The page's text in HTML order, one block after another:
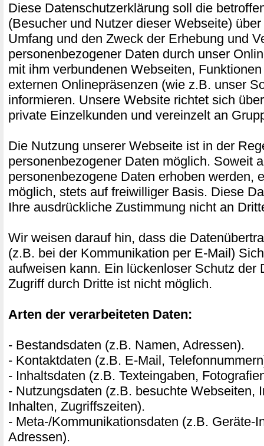
Diese Datenschutzerklärung soll die
(Besucher und Nutzer dieser Webseite)
Umfang und den Zweck der Erhebung und
personenbezogener Daten durch unser
mit ihm verbundenen Webseiten,
externen Onlinepräsenzen (wie z.B. unser
informieren. Unsere Website richtet sich
private Einzelkunden und vereinzelt an
Die Nutzung unserer Webseite ist in der
personenbezogener Daten möglich. Soweit
personenbezogene Daten erhoben werden,
möglich, stets auf freiwilliger Basis. Diese
Ihre ausdrückliche Zustimmung nicht an
Wir weisen darauf hin, dass die
(z.B. bei der Kommunikation per E-Mail)
aufweisen kann. Ein lückenloser Schutz der
Zugriff durch Dritte ist nicht möglich.
Arten der verarbeiteten Daten:
- Bestandsdaten (z.B. Namen, Adressen).
- Kontaktdaten (z.B. E-Mail,
- Inhaltsdaten (z.B. Texteingaben,
- Nutzungsdaten (z.B. besuchte Webseiten,
Inhalten, Zugriffszeiten).
- Meta-/Kommunikationsdaten (z.B. Geräte-
Adressen).